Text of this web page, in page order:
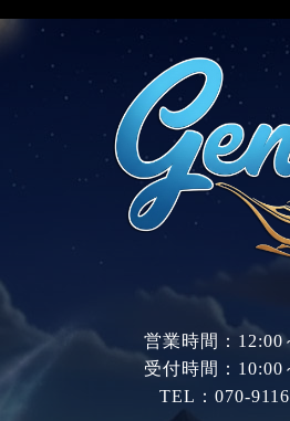
営業時間：12:00
受付時間：10:00
TEL：070-